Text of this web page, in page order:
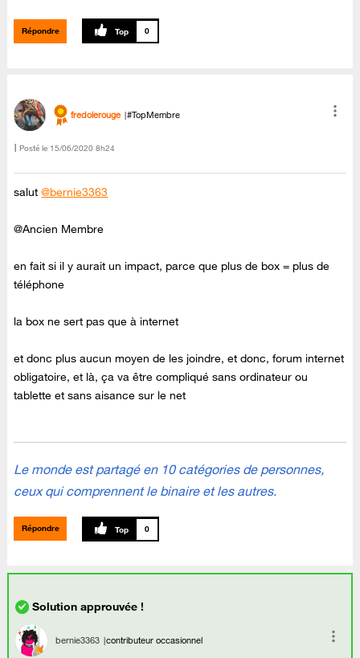
Répondre 0
fredolerouge #TopMembre
Posté le ‎15/06/2020 8h24
salut@bernie3363
@Ancien Membre
en fait si il y aurait un impact, parce que plus de box = plus de
téléphone
la box ne sert pas que à internet
et donc plus aucun moyen de les joindre, et donc, forum internet
obligatoire, et là, ça va être compliqué sans ordinateur ou
tablette et sans aisance sur le net
Le monde est partagé en 10 catégories de personnes,
ceux qui comprennent le binaire et les autres.
Répondre 0
bernie3363 contributeur occasionnel